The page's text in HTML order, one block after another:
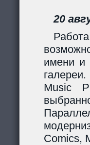
20
имени и
Music
Comics,